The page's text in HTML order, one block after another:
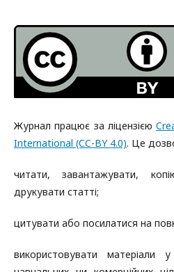
Журнал працює за ліцензією
International (CC-BY 4.0). Це
читати, завантажувати,
друкувати статті;
цитувати або посилатися на
використовувати матеріали